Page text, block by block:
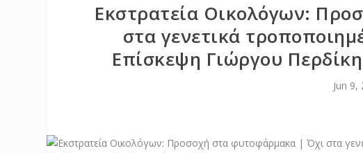
Εκστρατεία Οικολόγων:
στα γενετικά
Επίσκεψη Γιώργου
Jun 9,